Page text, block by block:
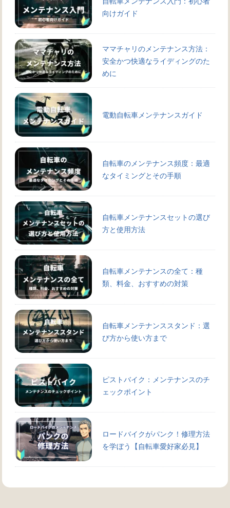
向けガイド
ママチャリのメンテナンス方法：
安全かつ快適なライディングのた
めに
電動自転車メンテナンスガイド
自転車のメンテナンス頻度：最適
なタイミングとその手順
自転車メンテナンスセットの選び
方と使用方法
自転車メンテナンスの全て：種
類、料金、おすすめの対策
自転車メンテナンススタンド：選
び方から使い方まで
ピストバイク：メンテナンスのチ
ェックポイント
ロードバイクがパンク！修理方法
を学ぼう【自転車愛好家必見】